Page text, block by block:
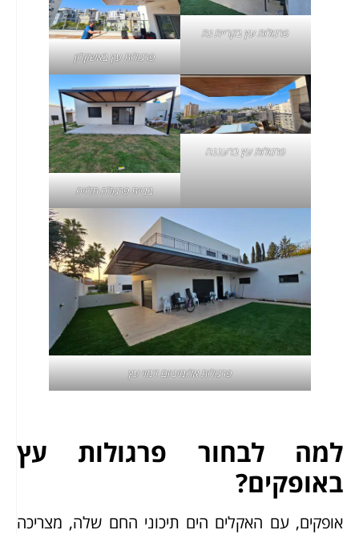
פרגולות עץ בקריית גת
פרגולות עץ באשקלון
פרגולות עץ ברעננה
בניית פרגולה תלויה
פרגולות אלומיניוםדמוי עץ
למה לבחור פרגולות עץ
באופקים?
אופקים, עם האקלים הים תיכוני החם שלה, מצריכה